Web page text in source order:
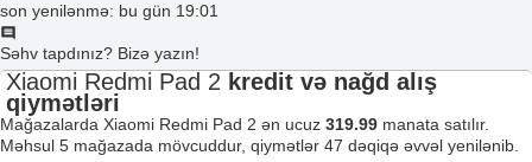
son yenilənmə: bu gün 19:01
Səhv tapdınız? Bizə yazın!
Xiaomi Redmi Pad 2 kredit və nağd alış
qiymətləri
Mağazalarda Xiaomi Redmi Pad 2 ən ucuz 319.99 manata satılır.
Məhsul 5 mağazada mövcuddur, qiymətlər 47 dəqiqə əvvəl yenilənib.